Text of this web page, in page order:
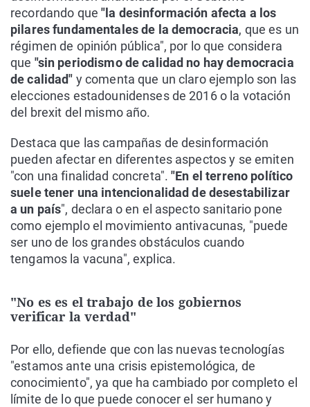
recordando que"la desinformación afecta a los
pilares fundamentales de la democracia, que es un
régimen de opinión pública", por lo que considera
que "sin periodismo de calidad no hay democracia
de calidad" y comenta que un claro ejemplo son las
elecciones estadounidenses de 2016 o la votación
del brexit del mismo año.
Destaca que las campañas de desinformación
pueden afectar en diferentes aspectos y se emiten
"con una finalidad concreta"."En el terreno político
suele tener una intencionalidad de desestabilizar
a un país", declara o en el aspecto sanitario pone
como ejemplo el movimiento antivacunas, "puede
ser uno de los grandes obstáculos cuando
tengamos la vacuna", explica.
"No es es el trabajo de los gobiernos
verificar la verdad"
Por ello, defiende que con las nuevas tecnologías
"estamos ante una crisis epistemológica, de
conocimiento", ya que ha cambiado por completo el
límite de lo que puede conocer el ser humano y